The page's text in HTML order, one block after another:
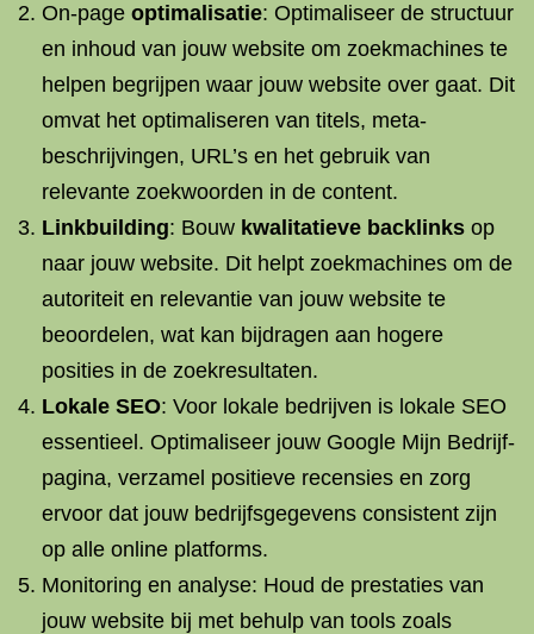
On-page optimalisatie: Optimaliseer de structuur
en inhoud van jouw website om zoekmachines te
helpen begrijpen waar jouw website over gaat. Dit
omvat het optimaliseren van titels, meta-
beschrijvingen, URL’s en het gebruik van
relevante zoekwoorden in de content.
Linkbuilding: Bouw kwalitatieve backlinks op
naar jouw website. Dit helpt zoekmachines om de
autoriteit en relevantie van jouw website te
beoordelen, wat kan bijdragen aan hogere
posities in de zoekresultaten.
Lokale SEO: Voor lokale bedrijven is lokale SEO
essentieel. Optimaliseer jouw Google Mijn Bedrijf-
pagina, verzamel positieve recensies en zorg
ervoor dat jouw bedrijfsgegevens consistent zijn
op alle online platforms.
Monitoring en analyse: Houd de prestaties van
jouw website bij met behulp van tools zoals